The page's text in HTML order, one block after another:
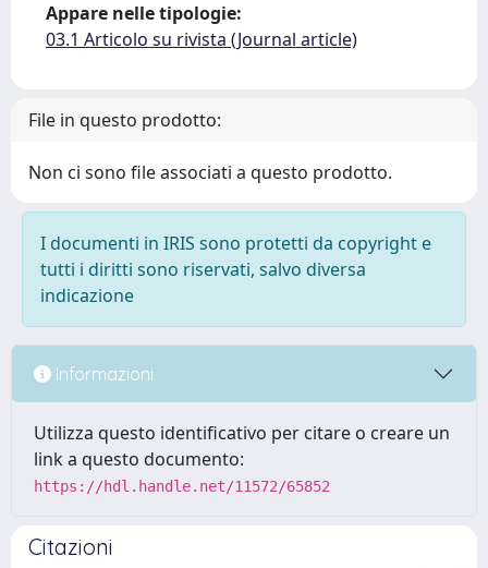
Appare nelle tipologie:
03.1 Articolo su rivista (Journal article)
File in questo prodotto:
Non ci sono file associati a questo prodotto.
I documenti in IRIS sono protetti da copyright e
tutti i diritti sono riservati, salvo diversa
indicazione
Informazioni
Utilizza questo identificativo per citare o creare un
link a questo documento:
https://hdl.handle.net/11572/65852
Citazioni